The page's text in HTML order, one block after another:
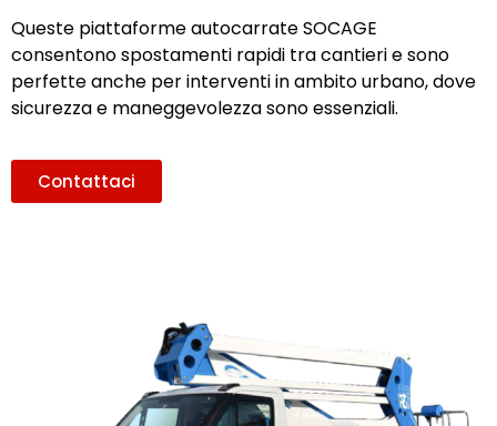
Queste piattaforme autocarrate SOCAGE
consentono spostamenti rapidi tra cantieri e sono
perfette anche per interventi in ambito urbano, dove
sicurezza e maneggevolezza sono essenziali.
Contattaci